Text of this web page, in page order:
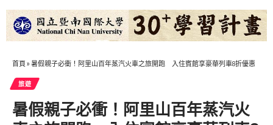
首頁 » 暑假親子必衝！阿里山百年蒸汽火車之旅開跑 入住賓館享豪華列車8折優惠
旅遊
暑假親子必衝！阿里山百年蒸汽火